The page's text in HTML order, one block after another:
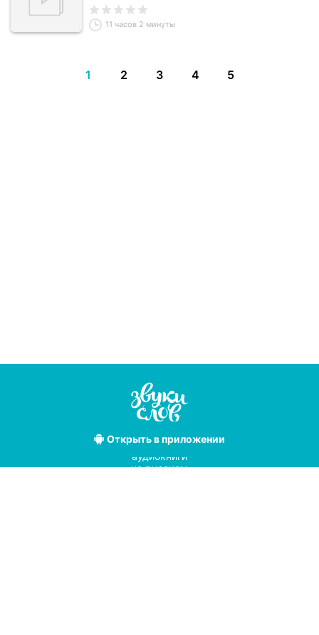
11 часов 2 минуты
1 2 3 4 5
Открытьв приложении
Лучшие
аудиокниги
на русском